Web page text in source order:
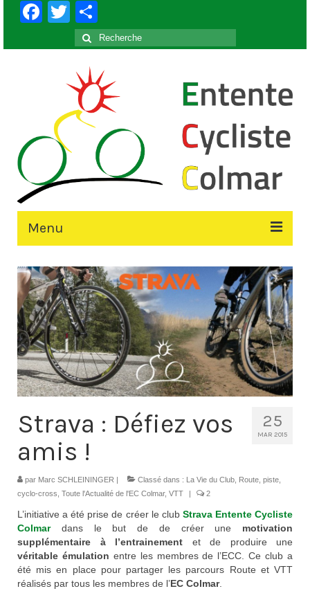
Facebook
Twitter
Rechercher
:
Menu
Accueil
Le Club
Contacts
Histoire
1950 à 1969
1980 à 1987
1997 à 2007
2008 à Aujourd’hui
Licence F.F.C.
Galerie Photos
25
MAR 2015
Strava : Défiez vos
amis !
par Marc SCHLEININGER Classé dans : La Vie du Club, Route, piste,
cyclo-cross, Toute l'Actualité de l'EC Colmar, VTT 2
L’initiative a été prise de créer le club Strava Entente Cycliste
Colmardans le but de de créer une motivation
supplémentaire à l’entrainement et de produire une
véritable émulation entre les membres de l’ECC. Ce club a
été mis en place pour partager les parcours Route et VTT
réalisés par tous les membres de l’EC Colmar.